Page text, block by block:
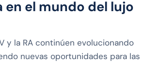
el mundo del lujo
y la RA continúen evolucionando
nuevas oportunidades para las